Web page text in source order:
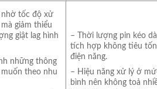
nhờ tốc độ xử
giảm thiểu
giật lag hình
những thông
theo nhu
– Thời lượng pin kéo
tích hợp không tiêu
điện năng.
– Hiệu năng xử lý ở
bình nên không toả